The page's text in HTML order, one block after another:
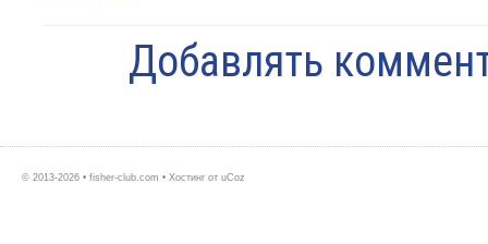
Добавлять
© 2013-2026 • fisher-club.com • Хостинг от uCoz